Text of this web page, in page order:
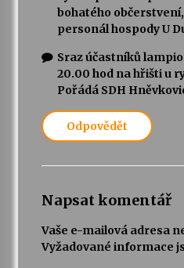
bohatého
personál hospody U
Sraz účastníků
20.00 hod na hřišti u
Pořádá SDH
Odpovědět
Napsat komentář
Vaše e-mailová adresa
Vyžadované informace